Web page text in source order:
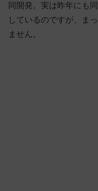
同開発。実は昨年にも
しているのですが、ま
ません。